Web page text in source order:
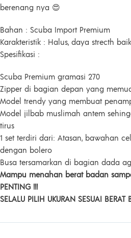
berenang nya 😍
Bahan : Scuba Import Premium
Karakteristik : Halus, daya strecth
Spesifikasi :
Scuba Premium gramasi 270
Zipper di bagian depan yang
Model trendy yang membuat
Model jilbab muslimah antem
tirus
1 set terdiri dari: Atasan, bawahan
dengan bolero
Busa tersamarkan di bagian dada
Mampu menahan berat badan
PENTING !!!
SELALU PILIH UKURAN SESUAI